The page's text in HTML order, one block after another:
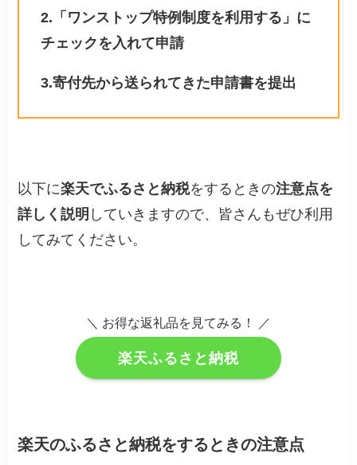
2.「ワンストップ特例制度を利用する」に
チェックを入れて申請
3.寄付先から送られてきた申請書を提出
以下に楽天でふるさと納税をするときの注意点を
詳しく説明 していきますので、皆さんもぜひ利用
してみてください。
＼ お得な返礼品を見てみる！ ／
楽天ふるさと納税
楽天のふるさと納税をするときの注意点